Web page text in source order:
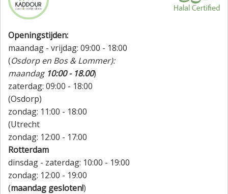
Openingstijden:
maandag - vrijdag: 09:00 - 18:00
(Osdorp en Bos & Lommer):
maandag 10:00 - 18.00)
zaterdag: 09:00 - 18:00
(Osdorp)
zondag: 11:00 - 18:00
(Utrecht
zondag: 12:00 - 17:00
Rotterdam
dinsdag - zaterdag: 10:00 - 19:00
zondag: 12:00 - 19:00
(maandag gesloten!)